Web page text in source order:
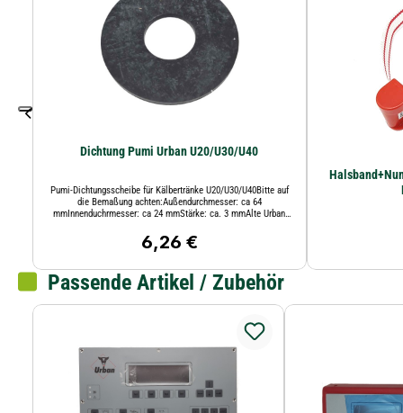
Dichtung Pumi Urban U20/U30/U40
Pumi-Dichtungsscheibe für Kälbertränke U20/U30/U40Bitte auf
die Bemaßung achten:Außendurchmesser: ca 64
mmInnenduchrmesser: ca 24 mmStärke: ca. 3 mmAlte Urban
Regulärer Preis:
6,26 €
Passende Artikel / Zubehör